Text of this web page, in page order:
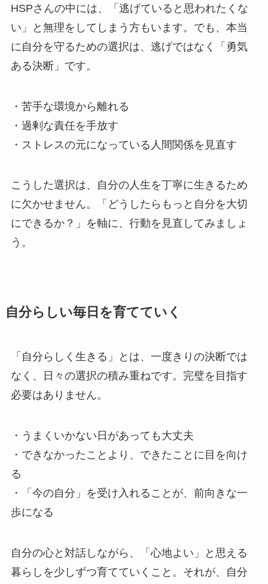
HSPさんの中には、「逃げていると思われたくな
い」と無理をしてしまう方もいます。でも、本当
に自分を守るための選択は、逃げではなく「勇気
ある決断」です。
・苦手な環境から離れる
・過剰な責任を手放す
・ストレスの元になっている人間関係を見直す
こうした選択は、自分の人生を丁寧に生きるため
に欠かせません。「どうしたらもっと自分を大切
にできるか？」を軸に、行動を見直してみましょ
う。
自分らしい毎日を育てていく
「自分らしく生きる」とは、一度きりの決断では
なく、日々の選択の積み重ねです。完璧を目指す
必要はありません。
・うまくいかない日があっても大丈夫
・できなかったことより、できたことに目を向け
る
・「今の自分」を受け入れることが、前向きな一
歩になる
自分の心と対話しながら、「心地よい」と思える
暮らしを少しずつ育てていくこと。それが、自分